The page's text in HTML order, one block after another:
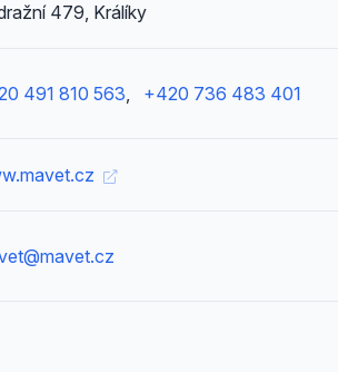
479, Králíky
491 810 563, +420 736 483 401